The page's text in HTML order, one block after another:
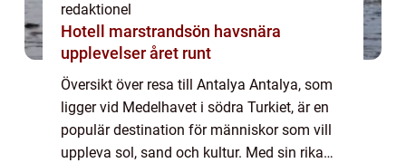
redaktionel
Hotell marstrandsön havsnära
upplevelser året runt
Översikt över resa till Antalya Antalya, som
ligger vid Medelhavet i södra Turkiet, är en
populär destination för människor som vill
uppleva sol, sand och kultur. Med sin rika